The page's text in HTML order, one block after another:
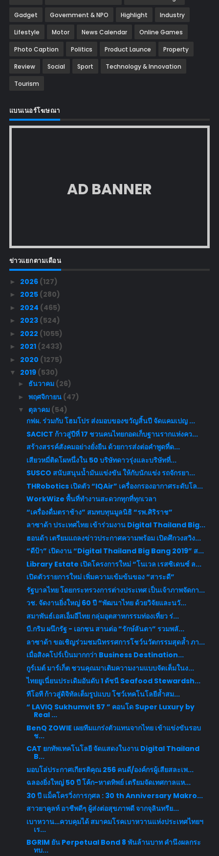
Gadget Government & NPO Highlight Industry
Lifestyle Motor News Calendar Online Games
Photo Caption Politics Product Launce Property
Review Social Sport Technology & Innovation
Tourism
แบนเนอร์โฆษณา
AD BANNER
ข่าวแยกตามเดือน
► 2026 (127)
► 2025 (280)
► 2024 (465)
► 2023 (524)
► 2022 (1055)
► 2021 (2433)
► 2020 (1275)
▼ 2019 (530)
► ธันวาคม (26)
► พฤศจิกายน (47)
▼ ตุลาคม (54)
กฟผ. ร่วมกับ โฮมโปร ส่งมอบของขวัญสิ้นปี จัดแคมเปญ ...
SACICT ก้าวสู่ปีที่ 17 ชวนคนไทยกอดเก็บฐานรากแห่งคว...
สร้างสรรค์สังคมอย่างยั่งยืน ด้วยการส่งต่อคำพูดที่ด...
เสียวหมี่ติดโผหนึ่งใน 50 บริษัทดาวรุ่งและบริษัทที่...
SUSCO สนับสนุนน้ำมันแข่งขัน ให้กับนักแข่ง รถจักรยา...
THRobotics เปิดตัว “IQAir” เครื่องกรองอากาศระดับโล...
WorkWize พื้นที่ทำงานสะดวกทุกที่ทุกเวลา
“เครื่องดื่มตราช้าง” สมทบทุนมูลนิธิ “รพ.ศิริราช”
ลาซาด้า ประเทศไทย เข้าร่วมงาน Digital Thailand Big...
ฮอนด้า เตรียมแถลงข่าวประกาศความพร้อม เปิดศึกวงสวิง...
“ดีป้า” เปิดงาน “Digital Thailand Big Bang 2019” ส...
Library Estate เปิดโครงการใหม่ “โนเวล เรสซิเดนซ์ ล...
เปิดตัวรายการใหม่ เพิ่มความเข้มข้นของ “สาระดี”
รัฐบาลไทย โดยกระทรวงการต่างประเทศ เป็นเจ้าภาพจัดกา...
วช. จัดงานยิ่งใหญ่ 60 ปี “พัฒนาไทย ด้วยวิจัยและนวั...
สมาพันธ์เอสเอ็มอีไทย กลุ่มอุตสาหกรรมท่องเที่ยว ร่...
บี.กริม ผนึกรัฐ - เอกชน สานต่อ ”รักษ์ลันตา” รวมพลั...
ลาซาด้า ขอเชิญร่วมชมนิทรรศการโชว์นวัตกรรมสุดล้ำ ภา...
เมื่อสิงคโปร์เป็นมากกว่า Business Destination...
กูร์เมต์ มาร์เก็ต ชวนคุณมาเติมความงามแบบจัดเต็มในง...
ไทยยูเนี่ยนประเดิมอันดับ 1 ดัชนี Seafood Stewardsh...
ทีโอที ก้าวสู่ดิจิทัลเต็มรูปแบบ โชว์เทคโนโลยีล้ำสม...
“ LAVIQ Sukhumvit 57 ” คอนโด Super Luxury by
Real ...
BenQ ZOWIE เผยทีมแกร่งตัวแทนจากไทย เข้าแข่งขันรอบ
ช...
CAT ยกทัพเทคโนโลยี จัดแสดงในงาน Digital Thailand
B...
มอบโล่ประกาศเกียรติคุณ 256 คนดี/องค์กรผู้เสียสละเพ...
ฉลองยิ่งใหญ่ 50 ปี โค้ก-หาดทิพย์ เตรียมจัดเทศกาลแห...
30 ปี แม็คโครวิ่งการกุศล : 30 th Anniversary Makro...
สาวยาคูลท์ อาชีพดีๆ ผู้ส่งต่อสุขภาพดี จากจุลินทรีย...
เบาหวาน…ควบคุมได้ สมาคมโรคเบาหวานแห่งประเทศไทยฯ
เร...
BGRIM ยัน Perpetual Bond 8 พันล้านบาท คำนึงผลกระ
ทบ...